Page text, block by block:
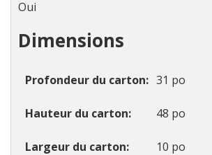
Oui
Dimensions
Profondeur du carton 31 po
Hauteur du carton 48 po
Largeur du carton 10 po